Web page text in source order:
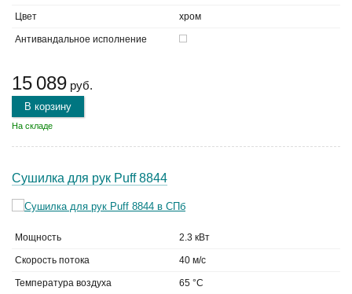
Цвет хром
Антивандальное исполнение
15 089 руб.
В корзину
На складе
Сушилка для рук Puff 8844
Мощность 2.3 кВт
Скорость потока 40 м/с
Температура воздуха 65 °C